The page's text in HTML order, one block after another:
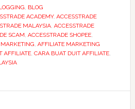
, BLOG
ACADEMY, ACCESSTRADE
MALAYSIA, ACCESSTRADE
SCAM, ACCESSTRADE SHOPEE,
, AFFILIATE MARKETING
AFFILIATE, CARA BUAT DUIT AFFILIATE,